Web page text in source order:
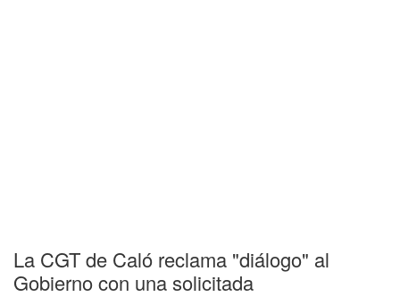
La CGT de Caló reclama "diálogo" al
Gobierno con una solicitada